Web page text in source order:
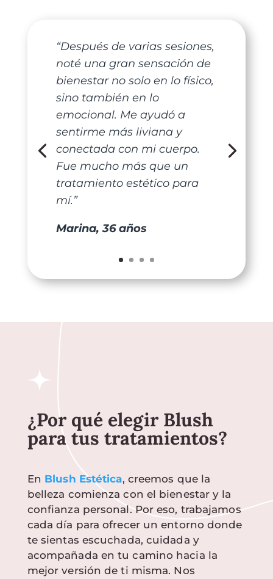
“Después de varias sesiones,
noté una gran sensación de
bienestar no solo en lo físico,
sino también en lo
emocional. Me ayudó a
sentirme más liviana y
conectada con mi cuerpo.
Fue mucho más que un
tratamiento estético para
mí.”
Marina, 36 años
¿Por qué elegir Blush
para tus tratamientos?
En Blush Estética, creemos que la
belleza comienza con el bienestar y la
confianza personal. Por eso, trabajamos
cada día para ofrecer un entorno donde
te sientas escuchada, cuidada y
acompañada en tu camino hacia la
mejor versión de ti misma. Nos